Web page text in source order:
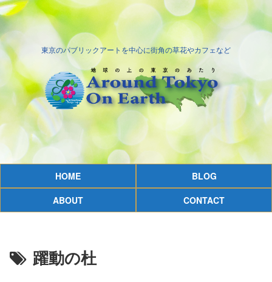
東京のパブリックアートを中心に街角の草花やカフェなど
HOME
BLOG
ABOUT
CONTACT
躍動の杜